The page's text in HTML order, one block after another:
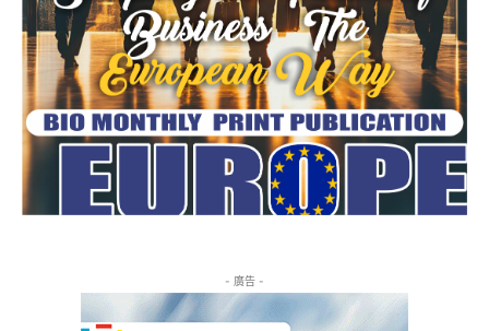
- 廣告 -